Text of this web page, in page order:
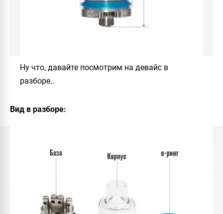
Ну что, давайте посмотрим на девайс в
разборе..
Вид в разборе: